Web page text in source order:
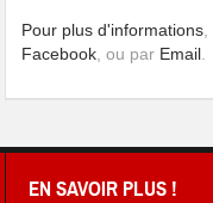
Pour plus d'informations
Facebook , ou par Email
EN SAVOIR PLUS !